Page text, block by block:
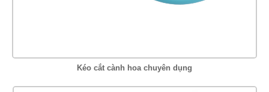
Kéo cắt cành hoa chuyên dụng